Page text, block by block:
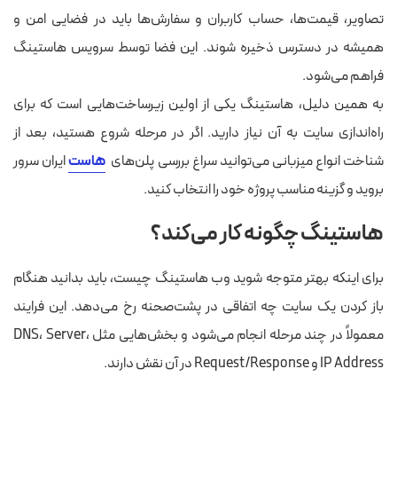
تصاویر، قیمت‌ها، حساب کاربران و سفارش‌ها باید در فضایی امن و
همیشه در دسترس ذخیره شوند. این فضا توسط سرویس هاستینگ
فراهم می‌شود.
به همین دلیل، هاستینگ یکی از اولین زیرساخت‌هایی است که برای
راه‌اندازی سایت به آن نیاز دارید. اگر در مرحله شروع هستید، بعد از
شناخت انواع میزبانی می‌توانید سراغ بررسی پلن‌های هاستایران سرور
بروید و گزینه مناسب پروژه خود را انتخاب کنید.
هاستینگ چگونه کار می‌کند؟
برای اینکه بهتر متوجه شوید وب هاستینگ چیست، باید بدانید هنگام
باز کردن یک سایت چه اتفاقی در پشت‌صحنه رخ می‌دهد. این فرایند
معمولاً در چند مرحله انجام می‌شود و بخش‌هایی مثل DNS، Server،
IP Address و Request/Response در آن نقش دارند.